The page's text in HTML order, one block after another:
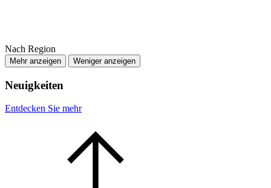
Nach Region
Mehr anzeigen Weniger anzeigen
Neuigkeiten
Entdecken Sie mehr